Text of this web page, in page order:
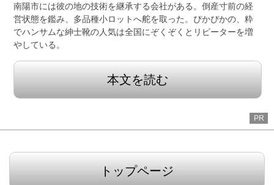
南陽市には彼の地の技術を継承する会社がある。倒産寸前の経
営状態を鑑み、多品種小ロットへ舵を取った。ぴかぴかの、粋
でハンサムな紳士靴の人気は全国にぞくぞくとリピーターを増
やしている。
本文を読む
PR
トップページ